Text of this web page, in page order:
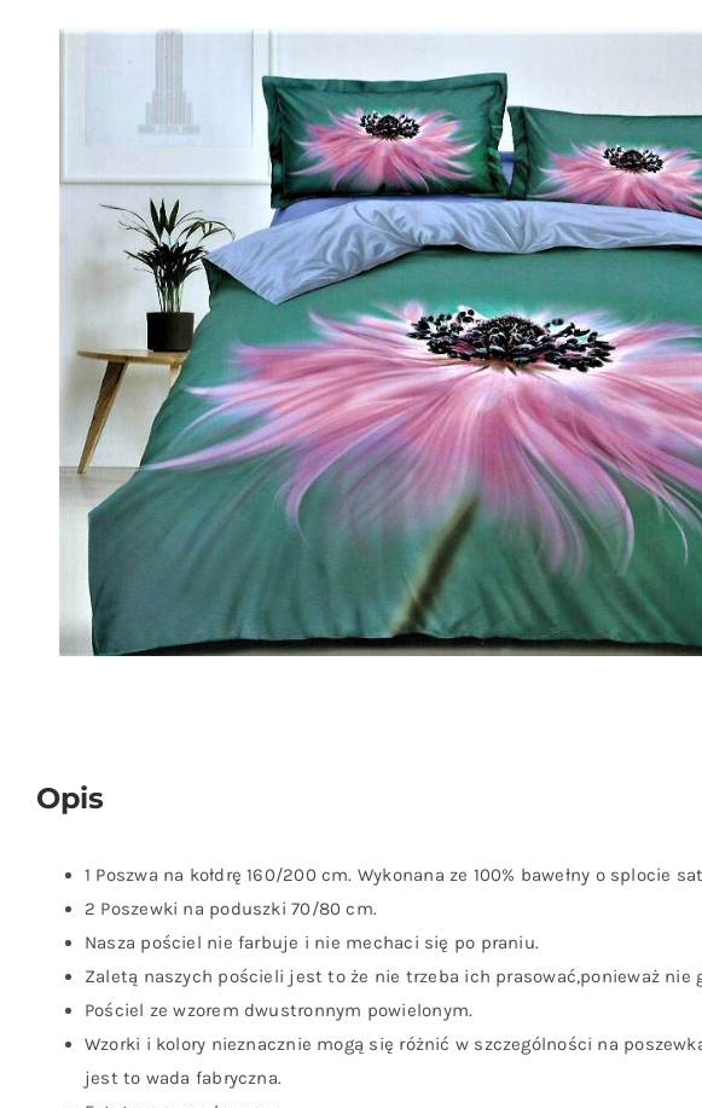
Opis
1 Poszwa na kołdrę 160/200 cm. Wykonana ze 100% bawełny o splocie
2 Poszewki na poduszki 70/80 cm.
Nasza pościel nie farbuje i nie mechaci się po praniu.
Zaletą naszych pościeli jest to że nie trzeba ich prasować,ponieważ nie
Pościel ze wzorem dwustronnym powielonym.
Wzorki i kolory nieznacznie mogą się różnić w szczególności na
jest to wada fabryczna.